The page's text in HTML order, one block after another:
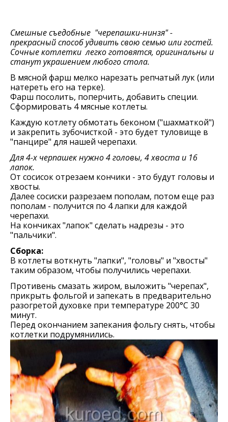
Смешные съедобные "черепашки-нинзя" -
прекрасный способ удивить свою семью или гостей.
Сочные котлетки легко готовятся, оригинальны и
станут украшением любого стола.
В мясной фарш мелко нарезать репчатый лук (или
натереть его на терке).
Фарш посолить, поперчить, добавить специи.
Сформировать 4 мясные котлеты.
Каждую котлету обмотать беконом ("шахматкой")
и закрепить зубочисткой - это будет туловище в
"панцире" для нашей черепахи.
Для 4-х черпашек нужно 4 головы, 4 хвоста и 16
лапок.
От сосисок отрезаем кончики - это будут головы и
хвосты.
Далее сосиски разрезаем пополам, потом еще раз
пополам - получится по 4 лапки для каждой
черепахи.
На кончиках "лапок" сделать надрезы - это
"пальчики".
Сборка:
В котлеты воткнуть "лапки", "головы" и "хвосты"
таким образом, чтобы получились черепахи.
Противень смазать жиром, выложить "черепах",
прикрыть фольгой и запекать в предварительно
разогретой духовке при температуре 200°С 30
минут.
Перед окончанием запекания фольгу снять, чтобы
котлетки подрумянились.